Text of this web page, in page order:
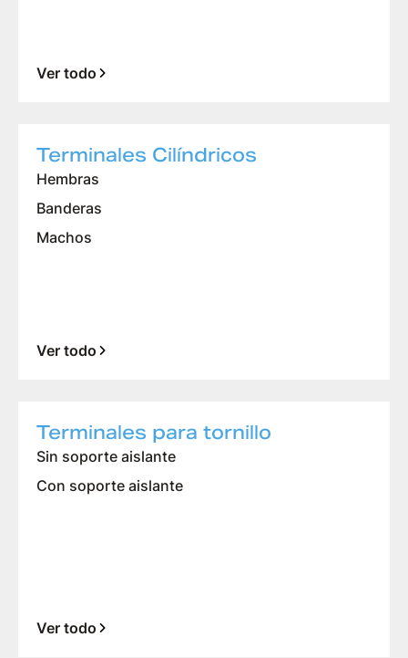
Ver todo
Terminales Cilíndricos
Hembras
Banderas
Machos
Ver todo
Terminales para tornillo
Sin soporte aislante
Con soporte aislante
Ver todo